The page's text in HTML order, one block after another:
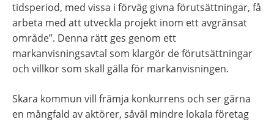
tidsperiod, med vissa i förväg givna förutsättningar, få
arbeta med att utveckla projekt inom ett avgränsat
område”. Denna rätt ges genom ett
markanvisningsavtal som klargör de förutsättningar
och villkor som skall gälla för markanvisningen.
Skara kommun vill främja konkurrens och ser gärna
en mångfald av aktörer, såväl mindre lokala företag